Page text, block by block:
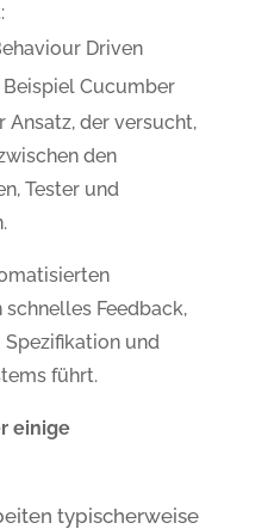
Driven
Cucumber
Ansatz, der versucht,
den
Tester und
Feedback,
Spezifikation und
führt.
einige
typischerweise